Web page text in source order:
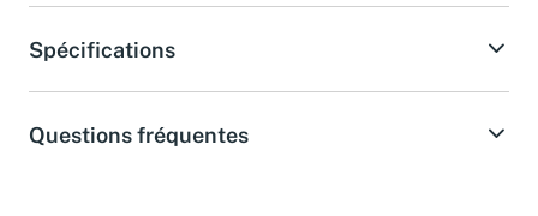
Spécifications
Questions fréquentes